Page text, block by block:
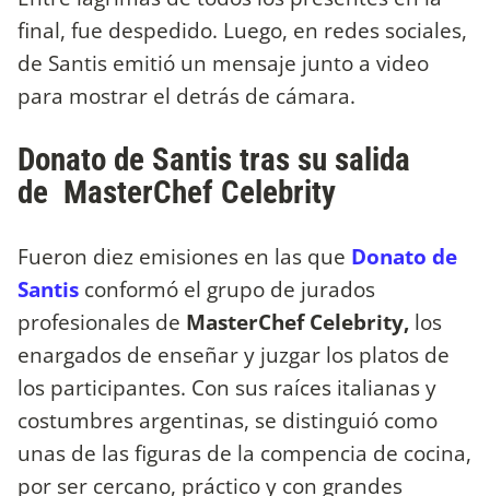
final, fue despedido. Luego, en redes sociales,
de Santis emitió un mensaje junto a video
para mostrar el detrás de cámara.
Donato de Santis tras su salida
de MasterChef Celebrity
Fueron diez emisiones en las que Donato de
Santis conformó el grupo de jurados
profesionales de MasterChef Celebrity, los
enargados de enseñar y juzgar los platos de
los participantes. Con sus raíces italianas y
costumbres argentinas, se distinguió como
unas de las figuras de la compencia de cocina,
por ser cercano, práctico y con grandes